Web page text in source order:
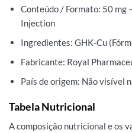
Conteúdo / Formato: 50 mg
Injection
Ingredientes: GHK-Cu
Fabricante: Royal
País de origem: Não visível
Tabela Nutricional
A composição nutricional e os